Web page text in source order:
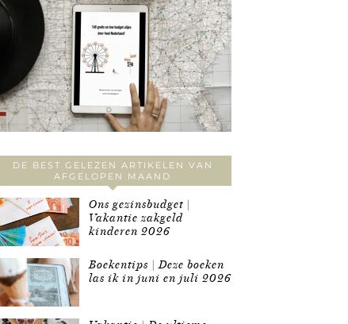
DE BEST GELEZEN ARTIKELEN VAN
AFGELOPEN MAAND
Ons gezinsbudget |
Vakantie zakgeld
kinderen 2026
Boekentips | Deze boeken
las ik in juni en juli 2026